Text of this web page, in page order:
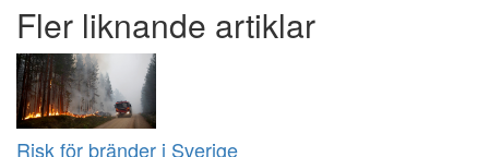
Fler liknande artiklar
Risk för bränder i Sverige